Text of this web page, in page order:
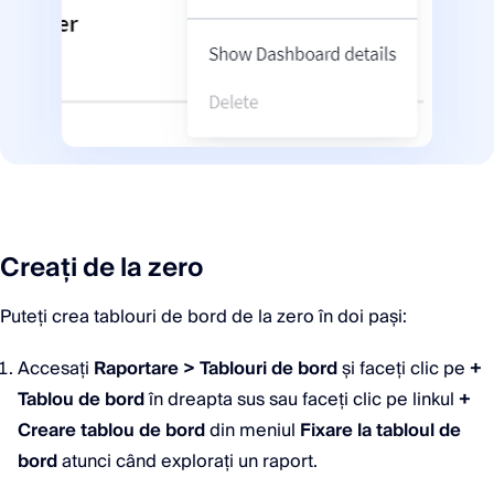
Creați de la zero
Puteți crea tablouri de bord de la zero în doi pași:
Accesați Raportare > Tablouri de bordși faceți clic pe+
Tablou de bordîn dreapta sus sau faceți clic pe linkul+
Creare tablou de borddin meniul Fixare la tabloul de
bordatunci când explorați un raport.